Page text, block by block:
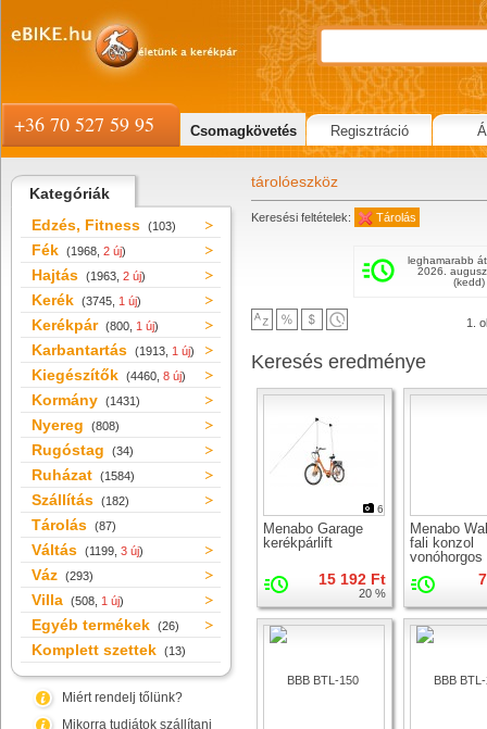
Kategóriák
Edzés, Fitness (103)
Fék (1968, 2 új)
Hajtás (1963, 2 új)
Kerék (3745, 1 új)
Kerékpár (800, 1 új)
Karbantartás (1913, 1 új)
Kiegészítők (4460, 8 új)
Kormány (1431)
Nyereg (808)
Rugóstag (34)
Ruházat (1584)
Szállítás (182)
Tárolás (87)
Váltás (1199, 3 új)
Váz (293)
Villa (508, 1 új)
Egyéb termékek (26)
Komplett szettek (13)
Miért rendelj tőlünk?
Mikorra tudjátok szállítani
tárolóeszköz
Keresési feltételek: Tárolás
leghamarabb
2026.
(kedd)
1.
Keresés eredménye
6
Menabo Garage
kerékpárlift
15 192 Ft
20 %
Menabo
fali konzol
vonóhorgos
szállítókhoz
kerékpár
+36 70 527 59 95 Csomagkövetés Regisztráció